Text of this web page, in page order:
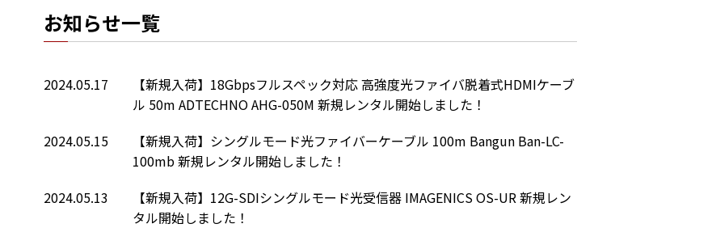
お知らせ一覧
2024.05.17
【新規入荷】18Gbpsフルスペック対応 高強度光ファイバ脱着式HDMIケーブ
ル 50m ADTECHNO AHG-050M 新規レンタル開始しました！
2024.05.15
【新規入荷】シングルモード光ファイバーケーブル 100m Bangun Ban-LC-
100mb 新規レンタル開始しました！
2024.05.13
【新規入荷】12G-SDIシングルモード光受信器 IMAGENICS OS-UR 新規レン
タル開始しました！